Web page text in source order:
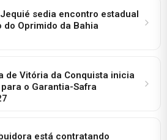
sedia encontro estadual
do Oprimido da Bahia
de Vitória da Conquista inicia
o Garantia-Safra
está contratando